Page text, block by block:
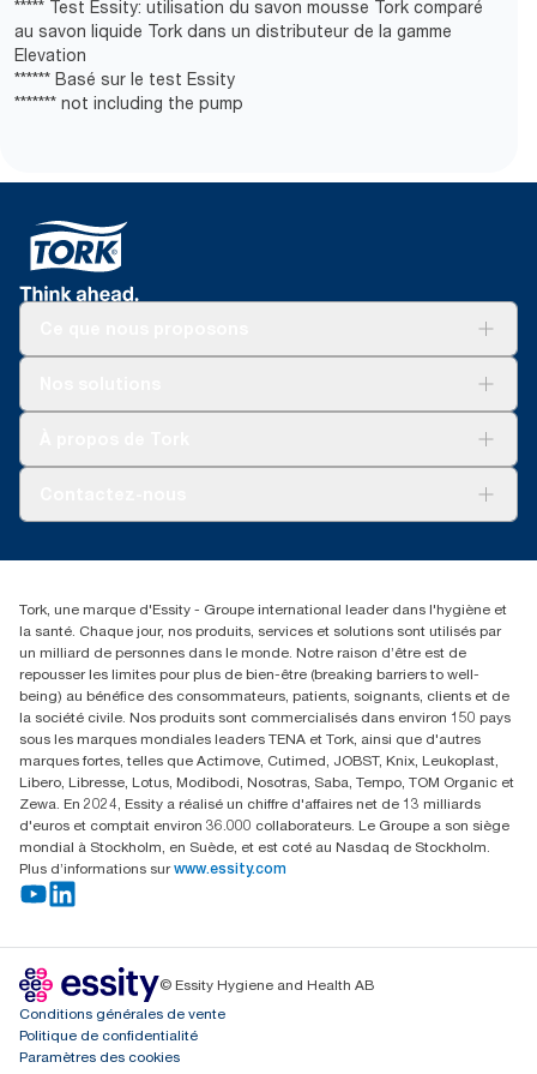
***** Test Essity: utilisation du savon mousse Tork comparé
au savon liquide Tork dans un distributeur de la gamme
Elevation
****** Basé sur le test Essity
******* not including the pump
Reclamation pour distributeurs
+41 (0)848/810152
Essity Switzerland AG
Parkstraße 1b
6214 Schenkon
Lundi-jeudi 8:00-16:30 | Vendredi 8:00-15:00
GLN: 7609999000928
Tork, une marque d'Essity - Groupe international leader dans l'hygiène et
la santé. Chaque jour, nos produits, services et solutions sont utilisés par
un milliard de personnes dans le monde. Notre raison d’être est de
repousser les limites pour plus de bien-être (breaking barriers to well-
being) au bénéfice des consommateurs, patients, soignants, clients et de
la société civile. Nos produits sont commercialisés dans environ 150 pays
sous les marques mondiales leaders TENA et Tork, ainsi que d'autres
marques fortes, telles que Actimove, Cutimed, JOBST, Knix, Leukoplast,
Libero, Libresse, Lotus, Modibodi, Nosotras, Saba, Tempo, TOM Organic et
Zewa. En 2024, Essity a réalisé un chiffre d'affaires net de 13 milliards
d'euros et comptait environ 36.000 collaborateurs. Le Groupe a son siège
mondial à Stockholm, en Suède, et est coté au Nasdaq de Stockholm.
Plus d’informations sur www.essity.com
© Essity Hygiene and Health AB
Conditions générales de vente
Politique de confidentialité
Paramètres des cookies